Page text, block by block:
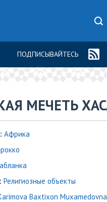
ПОДПИСЫВАЙТЕСЬ
МЕЧЕТЬ
Африка
Религиозные объекты
Baxtixon Muxamedovna